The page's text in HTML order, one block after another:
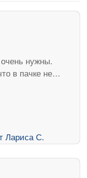
нужны.
в пачке не…